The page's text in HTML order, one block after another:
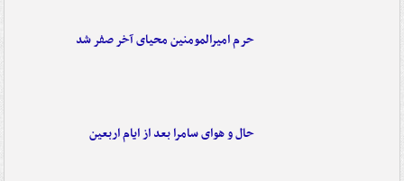
حرم امیرالمومنین محیای آخر صفر شد
حال و هوای سامرا بعد از ایام اربعین